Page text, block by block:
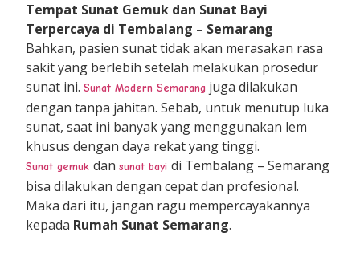
Tempat Sunat Gemuk dan Sunat Bayi
Terpercaya di Tembalang – Semarang
Bahkan, pasien sunat tidak akan merasakan rasa
sakit yang berlebih setelah melakukan prosedur
sunat ini.Sunat Modern Semarang juga dilakukan
dengan tanpa jahitan. Sebab, untuk menutup luka
sunat, saat ini banyak yang menggunakan lem
khusus dengan daya rekat yang tinggi.
Sunat gemuk dansunat bayi di Tembalang – Semarang
bisa dilakukan dengan cepat dan profesional.
Maka dari itu, jangan ragu mempercayakannya
kepada Rumah Sunat Semarang.